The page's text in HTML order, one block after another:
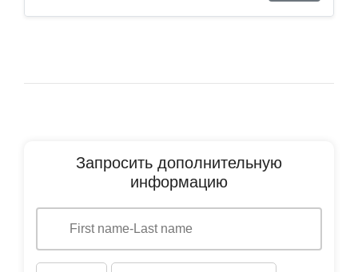
Запросить дополнительную
информацию